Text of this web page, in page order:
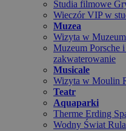
Studia filmowe
Wieczór VIP w
Muzea
Wizyta w
Muzeum Porsche
zakwaterowanie
Musicale
Wizyta w Moulin
Teatr
Aquaparki
Therme Erding
Wodny Świat